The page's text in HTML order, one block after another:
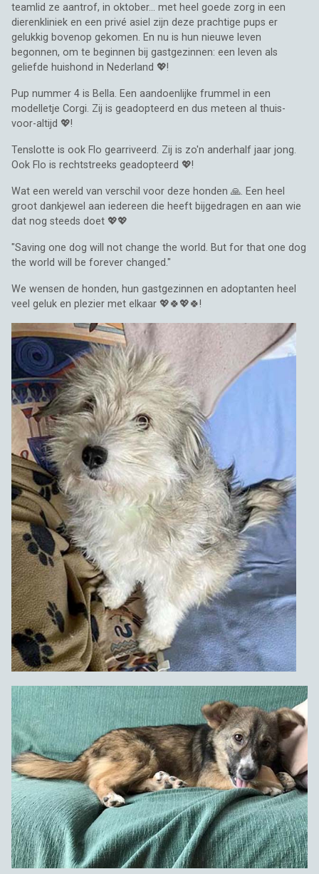
teamlid ze aantrof, in oktober... met heel goede zorg in een
dierenkliniek en een privé asiel zijn deze prachtige pups er
gelukkig bovenop gekomen. En nu is hun nieuwe leven
begonnen, om te beginnen bij gastgezinnen: een leven als
geliefde huishond in Nederland 💖!
Pup nummer 4 is Bella. Een aandoenlijke frummel in een
modelletje Corgi. Zij is geadopteerd en dus meteen al thuis-
voor-altijd 💖!
Tenslotte is ook Flo gearriveerd. Zij is zo'n anderhalf jaar jong.
Ook Flo is rechtstreeks geadopteerd 💖!
Wat een wereld van verschil voor deze honden 🙏. Een heel
groot dankjewel aan iedereen die heeft bijgedragen en aan wie
dat nog steeds doet 💖💖
"Saving one dog will not change the world. But for that one dog
the world will be forever changed."
We wensen de honden, hun gastgezinnen en adoptanten heel
veel geluk en plezier met elkaar 💖🍀💖🍀!